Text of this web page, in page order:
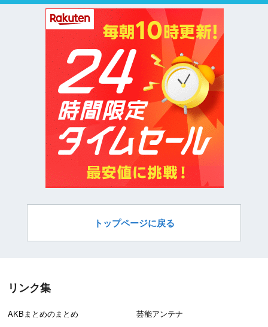
トップページに戻る
リンク集
AKBまとめのまとめ
芸能アンテナ